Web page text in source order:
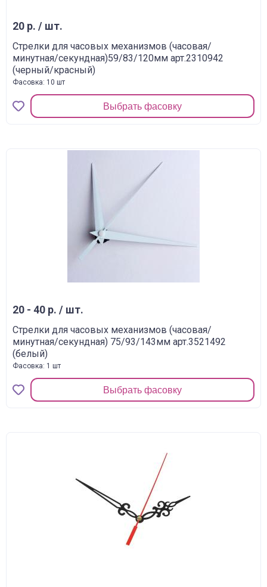
20 р. / шт.
Стрелки для часовых механизмов (часовая/
минутная/секундная)59/83/120мм арт.2310942
(черный/красный)
Фасовка: 10 шт
Выбрать фасовку
20 - 40 р. / шт.
Стрелки для часовых механизмов (часовая/
минутная/секундная) 75/93/143мм арт.3521492
(белый)
Фасовка: 1 шт
Выбрать фасовку